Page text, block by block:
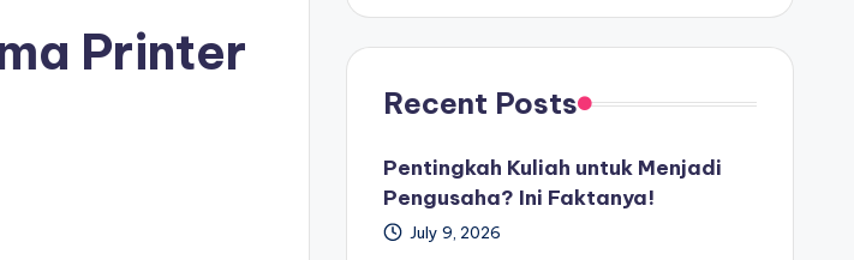
Printer
Recent Posts
Pentingkah Kuliah untuk Menjadi
Pengusaha? Ini Faktanya!
July 9, 2026